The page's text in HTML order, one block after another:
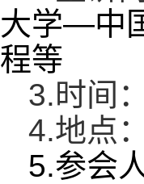
大学—中
程等
3.时间
4.地点
5.参会